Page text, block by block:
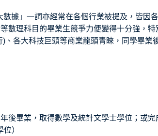
據」一詞亦經常在各個行業被提及，皆因
數理科目的畢業生競爭力便變得十分強，特
、各大科技巨頭等商業龍頭青睞，同學畢業
後畢業，取得數學及統計文學士學位；或
）